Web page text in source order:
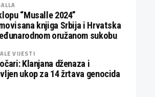
“Musalle 2024”
knjiga Srbija i Hrvatska
oružanom sukobu
VIJESTI
Klanjana dženaza i
ukop za 14 žrtava genocida